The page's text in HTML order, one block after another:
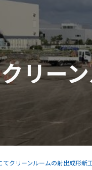
リー
てクリーンルームの射出成形新